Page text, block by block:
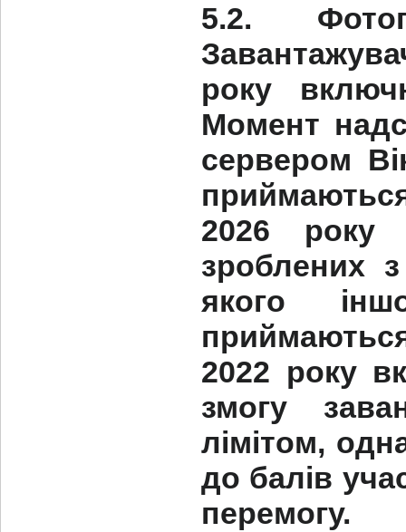
5.2.
року
Момент
сервером
2026 року
зроблених
якого
2022 року
змогу
лімітом,
до балів
перемогу.